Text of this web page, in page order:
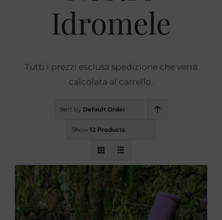
Idromele
Tutti i prezzi esclusa spedizione che verrà
calcolata al carrello.
Sort by Default Order
Show 12 Products